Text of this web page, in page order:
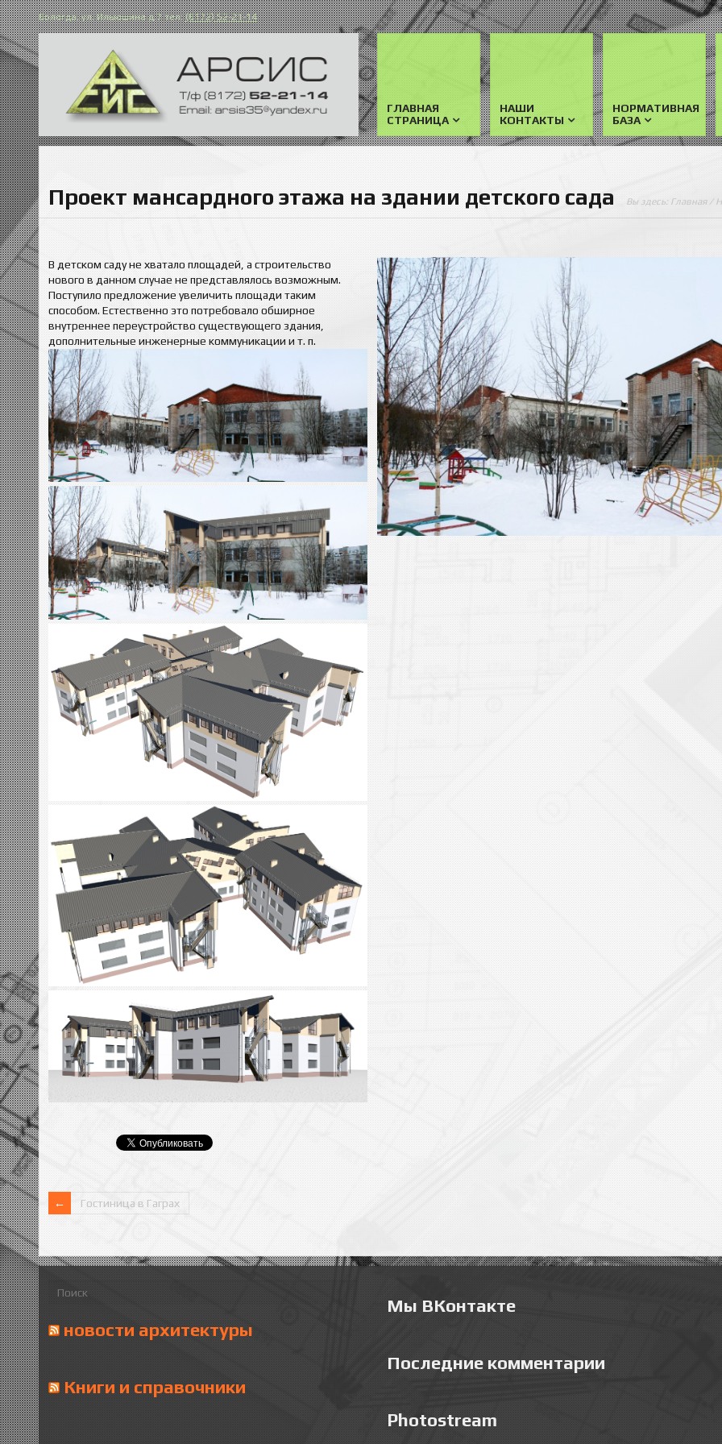
Вологда, ул. Ильюшина д.7 тел:(8172) 52-21-14
ГЛАВНАЯ
СТРАНИЦА
НАШИ
КОНТАКТЫ
НОРМАТИВНАЯ
БАЗА
Проект мансардного этажа на здании детского сада Вы здесь: Главная/
В детском саду не хватало площадей, а строительство
нового в данном случае не представлялось возможным.
Поступило предложение увеличить площади таким
способом. Естественно это потребовало обширное
внутреннее переустройство существующего здания,
дополнительные инженерные коммуникации и т. п.
Гостиница в Гаграх
новости архитектуры
Книги и справочники
Мы ВКонтакте
Последние комментарии
Photostream